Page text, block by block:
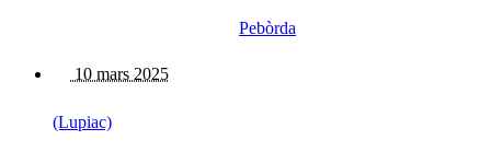
Pebòrda
10 mars 2025
(Lupiac)